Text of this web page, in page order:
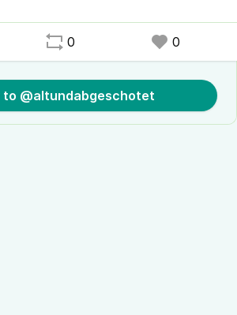
0 0
to @altundabgeschotet